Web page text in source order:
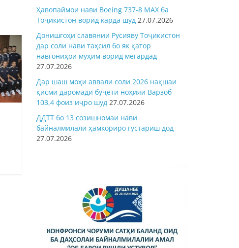
Ҳавопаймои нави Boeing 737-8 MAX ба
Тоҷикистон ворид карда шуд 27.07.2026
Донишгоҳи славянии Русияву Тоҷикистон
дар соли нави таҳсил бо як қатор
навгониҳои муҳим ворид мегардад
27.07.2026
Дар шаш моҳи аввали соли 2026 нақшаи
қисми даромади буҷети ноҳияи Варзоб
103,4 фоиз иҷро шуд 27.07.2026
ДДТТ бо 13 созишномаи нави
байналмилалӣ ҳамкориро густариш дод
27.07.2026